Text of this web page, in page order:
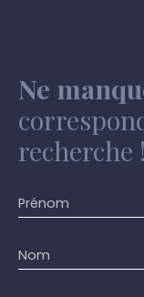
Ne
recherche !
Prénom
Nom